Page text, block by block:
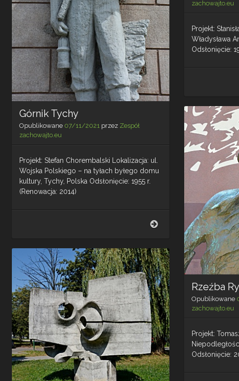
zachowajto.eu
Projekt:
Władysława
Odsłonięcie:
Górnik Tychy
Opublikowane 07/11/2021przez Zespół
zachowajto.eu
Projekt: Stefan Chorembalski Lokalizacja: ul.
Wojska Polskiego – na tyłach byłego domu
kultury, Tychy, Polska Odsłonięcie: 1955 r.
(Renowacja: 2014)
Rzeźba
Opublikowane
zachowajto.eu
Projekt:
Odsłonięcie: